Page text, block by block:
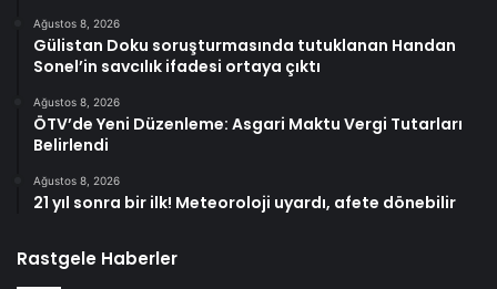
Ağustos 8, 2026
Gülistan Doku soruşturmasında tutuklanan Handan
Sonel’in savcılık ifadesi ortaya çıktı
Ağustos 8, 2026
ÖTV’de Yeni Düzenleme: Asgari Maktu Vergi Tutarları
Belirlendi
Ağustos 8, 2026
21 yıl sonra bir ilk! Meteoroloji uyardı, afete dönebilir
Rastgele Haberler